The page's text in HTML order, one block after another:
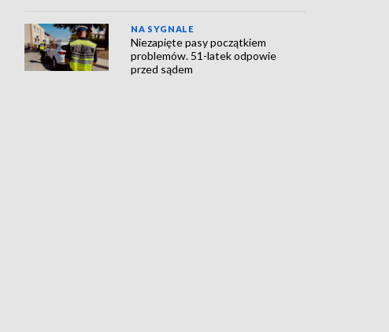
NA SYGNALE
Niezapięte pasy początkiem
problemów. 51-latek odpowie
przed sądem